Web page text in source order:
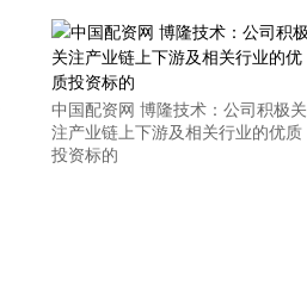
中国配资网 博隆技术：公司积极关
注产业链上下游及相关行业的优质
投资标的